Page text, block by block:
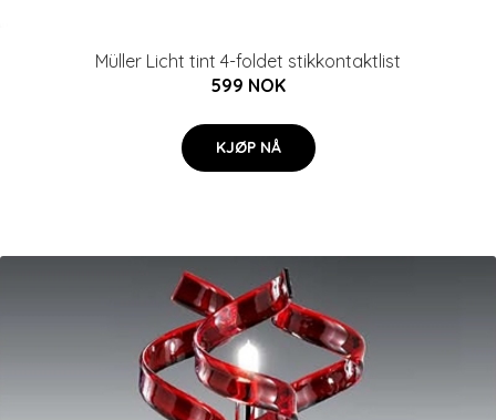
Müller Licht tint 4-foldet stikkontaktlist
599 NOK
KJØP NÅ